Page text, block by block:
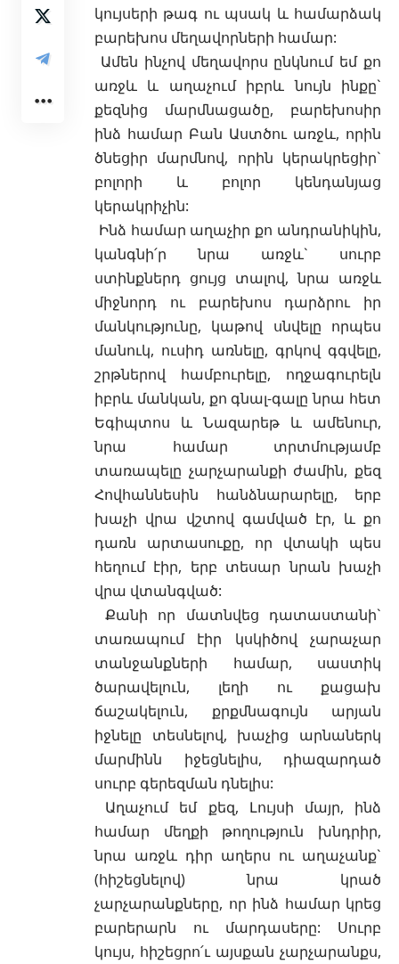
կույսերի թագ ու պսակ և համարձակ
բարեխոս մեղավորների համար:
Ամեն ինչով մեղավորս ընկնում եմ քո
առջև և աղաչում իբրև նույն ինքը`
քեզնից մարմնացածը, բարեխոսիր
ինձ համար Բան Աստծու առջև, որին
ծնեցիր մարմնով, որին կերակրեցիր`
բոլորի և բոլոր կենդանյաց
կերակրիչին:
Ինձ համար աղաչիր քո անդրանիկին,
կանգնի՛ր նրա առջև` սուրբ
ստինքներդ ցույց տալով, նրա առջև
միջնորդ ու բարեխոս դարձրու իր
մանկությունը, կաթով սնվելը որպես
մանուկ, ուսիդ առնելը, գրկով գգվելը,
շրթներով համբուրելը, ողջագուրելն
իբրև մանկան, քո գնալ-գալը նրա հետ
Եգիպտոս և Նազարեթ և ամենուր,
նրա համար տրտմությամբ
տառապելը չարչարանքի ժամին, քեզ
Հովհաննեսին հանձնարարելը, երբ
խաչի վրա վշտով գամված էր, և քո
դառն արտասուքը, որ վտակի պես
հեղում էիր, երբ տեսար նրան խաչի
վրա վտանգված:
Քանի որ մատնվեց դատաստանի`
տառապում էիր կսկիծով չարաչար
տանջանքների համար, սաստիկ
ծարավելուն, լեղի ու քացախ
ճաշակելուն, քրքմնագույն արյան
իջնելը տեսնելով, խաչից արնաներկ
մարմինն իջեցնելիս, դիազարդած
սուրբ գերեզման դնելիս:
Աղաչում եմ քեզ, Լույսի մայր, ինձ
համար մեղքի թողություն խնդրիր,
նրա առջև դիր աղերս ու աղաչանք`
(հիշեցնելով) նրա կրած
չարչարանքները, որ ինձ համար կրեց
բարերարն ու մարդասերը: Սուրբ
կույս, հիշեցրո՛ւ այսքան չարչարանքս,